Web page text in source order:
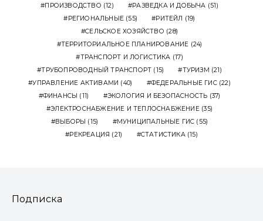
ПРОИЗВОДСТВО (12) РАЗВЕДКА И ДОБЫЧА (51)
РЕГИОНАЛЬНЫЕ (55) РИТЕЙЛ (19)
СЕЛЬСКОЕ ХОЗЯЙСТВО (28)
ТЕРРИТОРИАЛЬНОЕ ПЛАНИРОВАНИЕ (24)
ТРАНСПОРТ И ЛОГИСТИКА (17)
ТРУБОПРОВОДНЫЙ ТРАНСПОРТ (15) ТУРИЗМ (21)
УПРАВЛЕНИЕ АКТИВАМИ (40) ФЕДЕРАЛЬНЫЕ ГИС(22)
ФИНАНСЫ (11) ЭКОЛОГИЯ И БЕЗОПАСНОСТЬ (37)
ЭЛЕКТРОСНАБЖЕНИЕ И ТЕПЛОСНАБЖЕНИЕ(35)
ВЫБОРЫ (15) МУНИЦИПАЛЬНЫЕ ГИС (55)
РЕКРЕАЦИЯ (21) СТАТИСТИКА(15)
Подписка